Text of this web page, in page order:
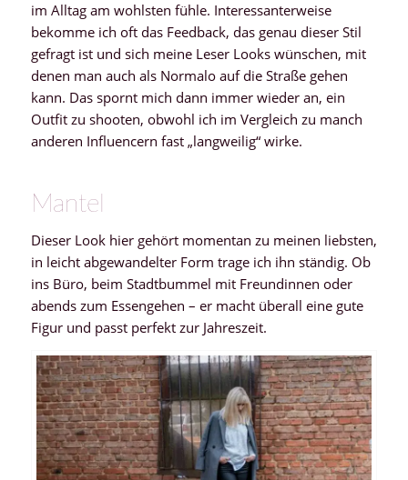
im Alltag am wohlsten fühle. Interessanterweise
bekomme ich oft das Feedback, das genau dieser Stil
gefragt ist und sich meine Leser Looks wünschen, mit
denen man auch als Normalo auf die Straße gehen
kann. Das spornt mich dann immer wieder an, ein
Outfit zu shooten, obwohl ich im Vergleich zu manch
anderen Influencern fast „langweilig“ wirke.
Mantel
Dieser Look hier gehört momentan zu meinen liebsten,
in leicht abgewandelter Form trage ich ihn ständig. Ob
ins Büro, beim Stadtbummel mit Freundinnen oder
abends zum Essengehen – er macht überall eine gute
Figur und passt perfekt zur Jahreszeit.